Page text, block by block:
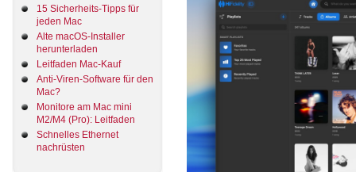
15 Sicherheits-Tipps für
jeden Mac
Alte macOS-Installer
herunterladen
Leitfaden Mac-Kauf
Anti-Viren-Software für den
Mac?
Monitore am Mac mini
M2/M4 (Pro): Leitfaden
Schnelles Ethernet
nachrüsten